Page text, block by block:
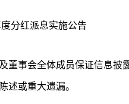
分红派息实施公告
董事会全体成员保证信息披
述或重大遗漏。